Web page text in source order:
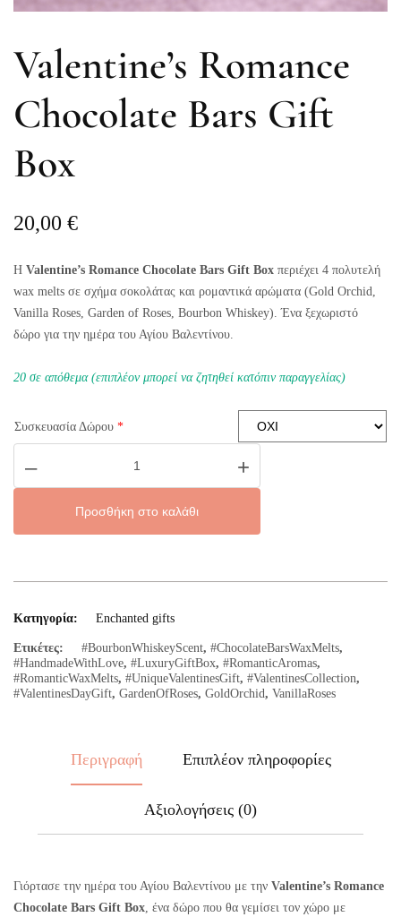
Valentine’s Romance
Chocolate Bars Gift
Box
20,00 €
Η Valentine’s Romance Chocolate Bars Gift Box περιέχει 4 πολυτελή
wax melts σε σχήμα σοκολάτας και ρομαντικά αρώματα (Gold Orchid,
Vanilla Roses, Garden of Roses, Bourbon Whiskey). Ένα ξεχωριστό
δώρο για την ημέρα του Αγίου Βαλεντίνου.
20 σε απόθεμα (επιπλέον μπορεί να ζητηθεί κατόπιν παραγγελίας)
Συσκευασία Δώρου *
–
Valentine's
Bars
+
Προσθήκη στο καλάθι
Κατηγορία: Enchanted gifts
Ετικέτες: #BourbonWhiskeyScent, #ChocolateBarsWaxMelts,
#HandmadeWithLove, #LuxuryGiftBox, #RomanticAromas,
#RomanticWaxMelts, #UniqueValentinesGift, #ValentinesCollection,
#ValentinesDayGift, GardenOfRoses, GoldOrchid, VanillaRoses
Περιγραφή Επιπλέον πληροφορίες
Αξιολογήσεις (0)
Γιόρτασε την ημέρα του Αγίου Βαλεντίνου με την Valentine’s Romance
Chocolate Bars Gift Box , ένα δώρο που θα γεμίσει τον χώρο με